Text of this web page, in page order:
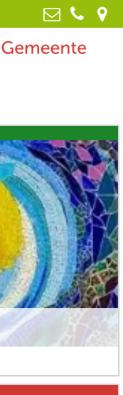
Leiderdorp
2, 2352 TD
08-2026 >>